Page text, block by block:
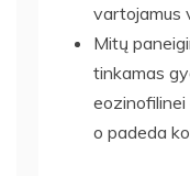
vartojamus
Mitų
tinkamas
eozinofilinei
o padeda